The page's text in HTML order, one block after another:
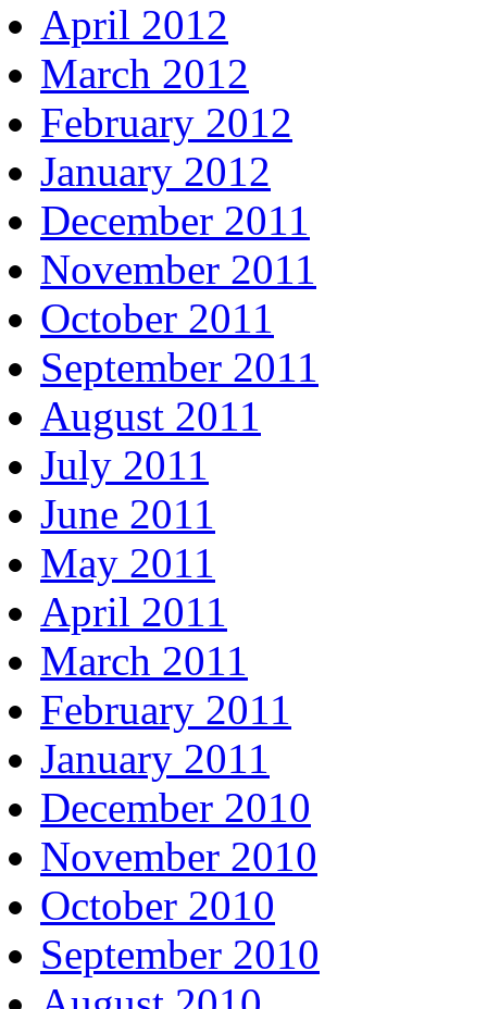
April 2012
March 2012
February 2012
January 2012
December 2011
November 2011
October 2011
September 2011
August 2011
July 2011
June 2011
May 2011
April 2011
March 2011
February 2011
January 2011
December 2010
November 2010
October 2010
September 2010